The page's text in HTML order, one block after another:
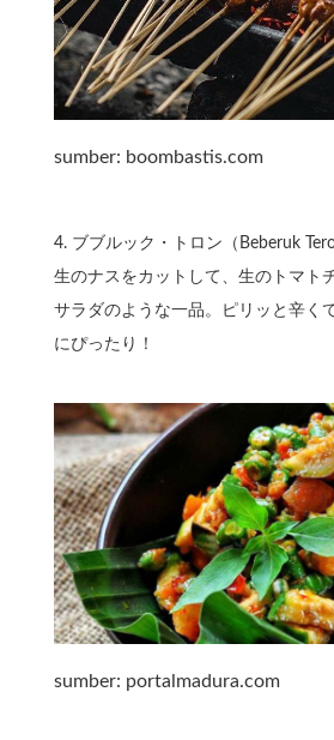
sumber: boombastis.com
4.⁠ ⁠ブブルック・トロン（Beberuk
生のナスをカットして、生のトマト
サラダのような一品。ピリッと辛く
にぴったり！
sumber: portalmadura.com